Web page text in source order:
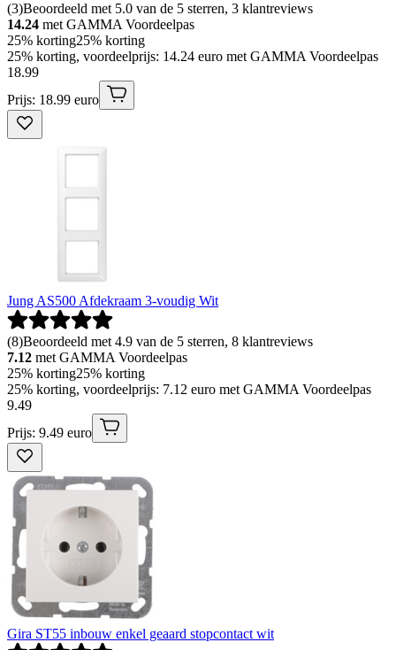
(3)Beoordeeld met 5.0 van de 5 sterren, 3 klantreviews
14.24 met GAMMA Voordeelpas
25% korting25% korting
25% korting, voordeelprijs: 14.24 euro met GAMMA Voordeelpas
18.99
Prijs: 18.99 euro
Jung AS500 Afdekraam 3-voudig Wit
(8)Beoordeeld met 4.9 van de 5 sterren, 8 klantreviews
7.12 met GAMMA Voordeelpas
25% korting25% korting
25% korting, voordeelprijs: 7.12 euro met GAMMA Voordeelpas
9.49
Prijs: 9.49 euro
Gira ST55 inbouw enkel geaard stopcontact wit